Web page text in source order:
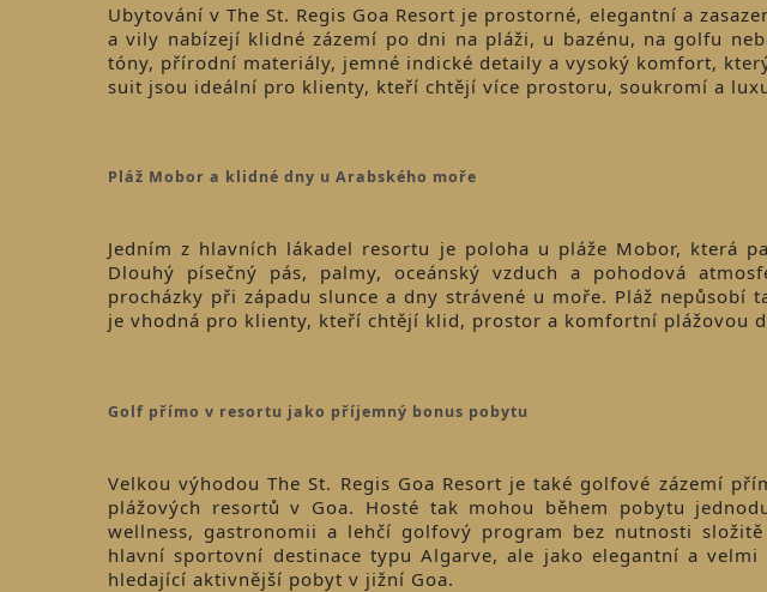
Ubytování v The St. Regis Goa Resort je prostorné, elegantní a
a vily nabízejí klidné zázemí po dni na pláži, u bazénu, na golfu
tóny, přírodní materiály, jemné indické detaily a vysoký komfort,
suit jsou ideální pro klienty, kteří chtějí více prostoru, soukromí a
Pláž Mobor a klidné dny u Arabského moře
Jedním z hlavních lákadel resortu je poloha u pláže Mobor, která
Dlouhý písečný pás, palmy, oceánský vzduch a pohodová
procházky při západu slunce a dny strávené u moře. Pláž nepůsobí
je vhodná pro klienty, kteří chtějí klid, prostor a komfortní plážovou
Golf přímo v resortu jako příjemný bonus pobytu
Velkou výhodou The St. Regis Goa Resort je také golfové zázemí
plážových resortů v Goa. Hosté tak mohou během pobytu
wellness, gastronomii a lehčí golfový program bez nutnosti
hlavní sportovní destinace typu Algarve, ale jako elegantní a
hledající aktivnější pobyt v jižní Goa.